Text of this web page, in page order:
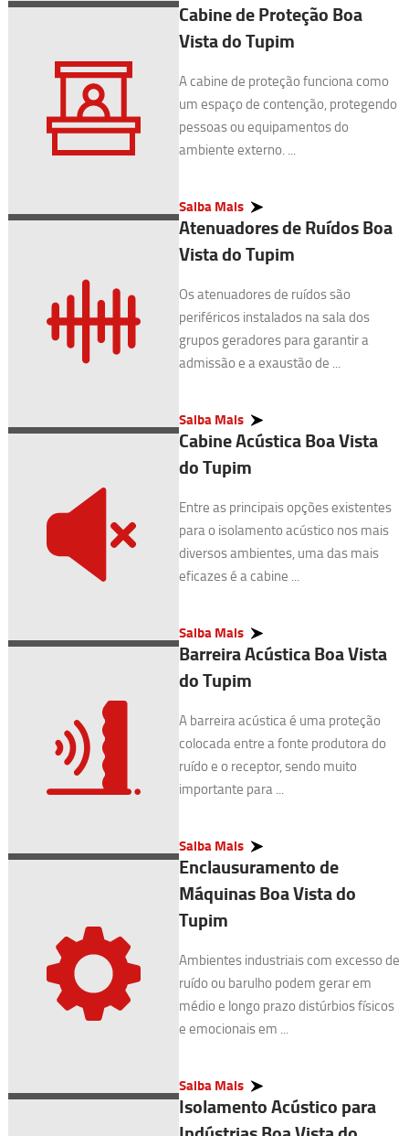
Cabine de Proteção Boa
Vista do Tupim
A cabine de proteção funciona como
um espaço de contenção, protegendo
pessoas ou equipamentos do
ambiente externo. ...
Saiba Mais
Atenuadores de Ruídos Boa
Vista do Tupim
Os atenuadores de ruídos são
periféricos instalados na sala dos
grupos geradores para garantir a
admissão e a exaustão de ...
Saiba Mais
Cabine Acústica Boa Vista
do Tupim
Entre as principais opções existentes
para o isolamento acústico nos mais
diversos ambientes, uma das mais
eficazes é a cabine ...
Saiba Mais
Barreira Acústica Boa Vista
do Tupim
A barreira acústica é uma proteção
colocada entre a fonte produtora do
ruído e o receptor, sendo muito
importante para ...
Saiba Mais
Enclausuramento de
Máquinas Boa Vista do
Tupim
Ambientes industriais com excesso de
ruído ou barulho podem gerar em
médio e longo prazo distúrbios físicos
e emocionais em ...
Saiba Mais
Isolamento Acústico para